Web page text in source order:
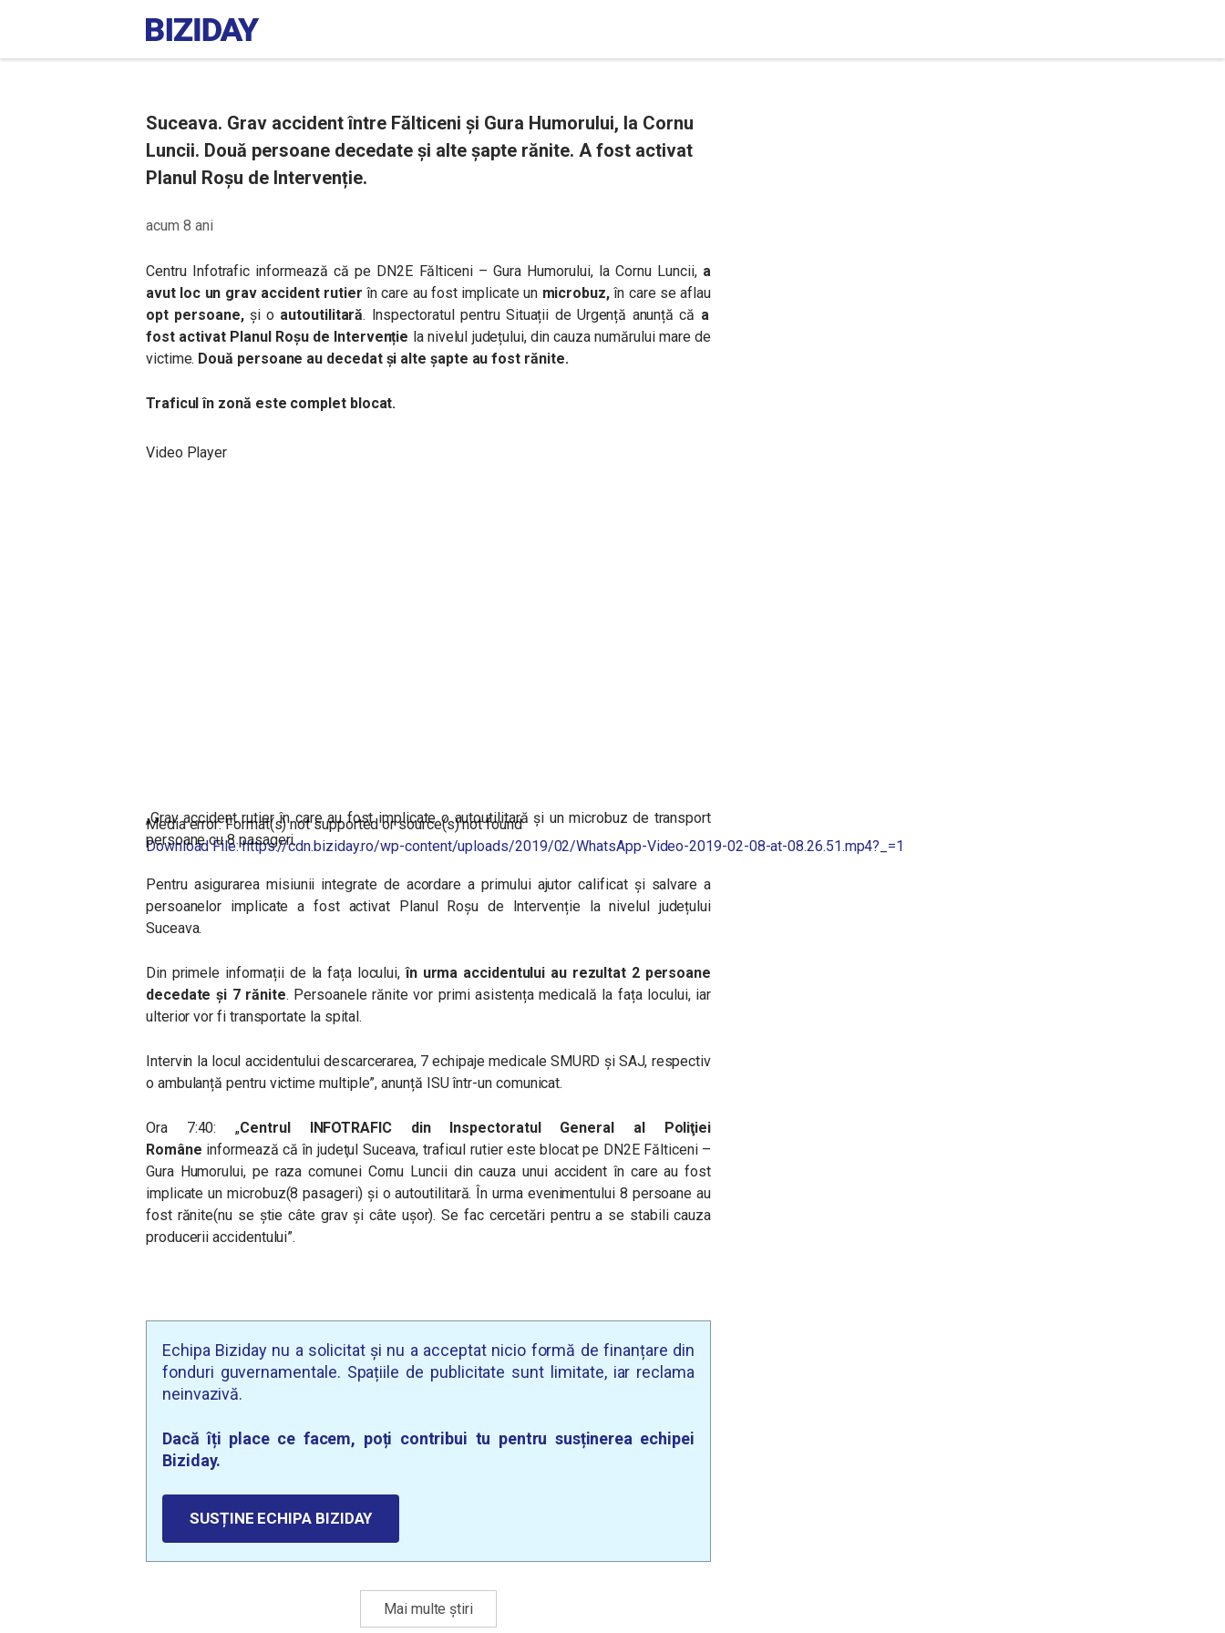
Suceava. Grav accident între Fălticeni și Gura Humorului, la Cornu
Luncii. Două persoane decedate și alte șapte rănite. A fost activat
Planul Roșu de Intervenție.
acum 8 ani
Centru Infotrafic informează că pe DN2E Fălticeni – Gura Humorului, la Cornu Luncii, a
avut loc un grav accident rutierîn care au fost implicate un microbuz,în care se aflau
opt persoane, și oautoutilitară. Inspectoratul pentru Situații de Urgență anunță că a
fost activat Planul Roșu de Intervenție la nivelul județului, din cauza numărului mare de
victime. Două persoane au decedat și alte șapte au fost rănite.
Traficul în zonă este complet blocat.
Video Player
Media error: Format(s) not supported or source(s) not found
Download File: https://cdn.biziday.ro/wp-content/uploads/2019/02/WhatsApp-Video-2019-02-08-at-08.26.51.mp4?_=1
00:00
„Grav accident rutier în care au fost implicate o autoutilitară și un microbuz de transport
persoane cu 8 pasageri.
Pentru asigurarea misiunii integrate de acordare a primului ajutor calificat și salvare a
persoanelor implicate a fost activat Planul Roșu de Intervenție la nivelul județului
Suceava.
Din primele informații de la fața locului,în urma accidentului au rezultat 2 persoane
decedate și 7 rănite. Persoanele rănite vor primi asistența medicală la fața locului, iar
ulterior vor fi transportate la spital.
Intervin la locul accidentului descarcerarea, 7 echipaje medicale SMURD și SAJ, respectiv
o ambulanță pentru victime multiple”, anunță ISU într-un comunicat.
Ora 7:40: „Centrul INFOTRAFIC din Inspectoratul General al Poliţiei
Române informează că în judeţul Suceava, traficul rutier este blocat pe DN2E Fălticeni –
Gura Humorului, pe raza comunei Cornu Luncii din cauza unui accident în care au fost
implicate un microbuz(8 pasageri) şi o autoutilitară. În urma evenimentului 8 persoane au
fost rănite(nu se ştie câte grav şi câte uşor). Se fac cercetări pentru a se stabili cauza
producerii accidentului”.
Echipa Biziday nu a solicitat și nu a acceptat nicio formă de finanțare din
fonduri guvernamentale. Spațiile de publicitate sunt limitate, iar reclama
neinvazivă.
Dacă îți place ce facem, poți contribui tu pentru susținerea echipei
Biziday.
SUSȚINE ECHIPA BIZIDAY
Mai multe știri